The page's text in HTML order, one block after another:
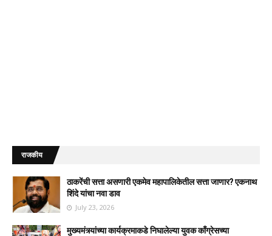
राजकीय
ठाकरेंची सत्ता असणारी एकमेव महापालिकेतील सत्ता जाणार? एकनाथ
शिंदे यांचा नवा डाव
July 23, 2026
मुख्यमंत्र्यांच्या कार्यक्रमाकडे निघालेल्या युवक काँग्रेसच्या